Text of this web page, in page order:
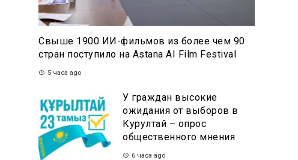
Свыше 1900 ИИ-фильмов из более чем 90
стран поступило на Astana AI Film Festival
5 часа ago
У граждан высокие
ожидания от выборов в
Курултай – опрос
общественного мнения
6 часа ago